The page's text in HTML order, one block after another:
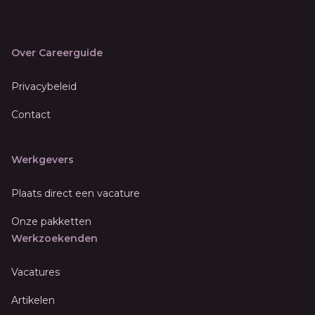
Over Careerguide
Privacybeleid
Contact
Werkgevers
Plaats direct een vacature
Onze pakketten
Werkzoekenden
Vacatures
Artikelen